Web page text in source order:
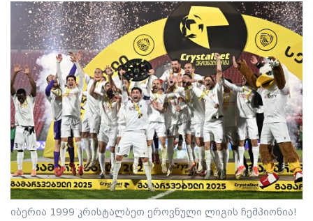
იბერია 1999 კრისტალბეთ ეროვნული ლიგის ჩემპიონია!